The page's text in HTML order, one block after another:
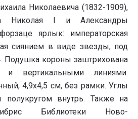
Николаевича (1832-1909),
Николая I и Александры
ярлык: императорская
сиянием в виде звезды, под
Подушка короны заштрихована
и вертикальными линиями.
4,9х4,5 см, без рамки. Углы
полукругом внутрь. Также на
Библиотеки Ново-